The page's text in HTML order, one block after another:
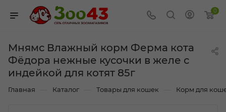
0
Мнямс Влажный корм Ферма кота
Фёдора нежные кусочки в желе с
индейкой для котят 85г
Главная Каталог Товары для кошек Корм для